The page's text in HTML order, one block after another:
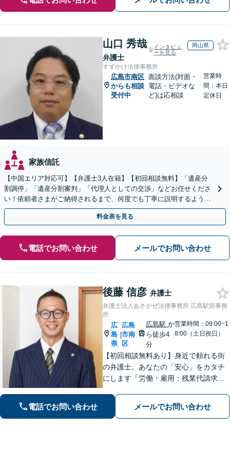
山口 秀哉
弁護士
インタビュ
ーを見る
岡山県
すずかけ法律事務所
広島市南区
からも相談
受付中
面談方法(対面・
電話・ビデオな
ど)は応相談
営業時
間：本日
定休日
家族信託
【中国エリア対応可】【弁護士3人在籍】【初回相談無料】「遺産分
割調停」「遺産分割審判」「代理人としての交渉」などお任せくださ
い！依頼者さまがご納得されるまで、何度でも丁寧に説明するよう心
掛けています【土日祝／夜間対応可】【当日／電話相談可】
料金表を見る
電話でお問い合わせ メールでお問い合わせ
後藤 信彦 弁護士
弁護士法人あさかぜ法律事務所 広島駅前事務
所
広
島
県
|
広島
市南
区
広島駅か
ら徒歩4
分
営業時間：09:00~1
8:00（土日祝日）
【初回相談無料あり】身近で頼れる街
の弁護士。あなたの「安心」をカタチ
にします「労働・雇用：残業代請求、
実績が豊富」「不動産：不動産を相続
すべきか、放棄すべきか冷静に判断で
電話でお問い合わせ メールでお問い合わせ